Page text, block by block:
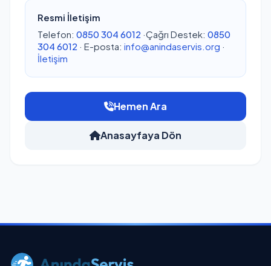
Resmi İletişim
Telefon: 0850 304 6012 ·Çağrı Destek: 0850
304 6012 · E-posta: info@anindaservis.org ·
İletişim
Hemen Ara
Anasayfaya Dön